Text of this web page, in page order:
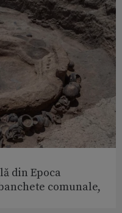
din Epoca
comunale,